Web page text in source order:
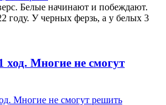
Белые начинают и побеждают.
году. У черных ферзь, а у белых 3
ход. Многие не смогут